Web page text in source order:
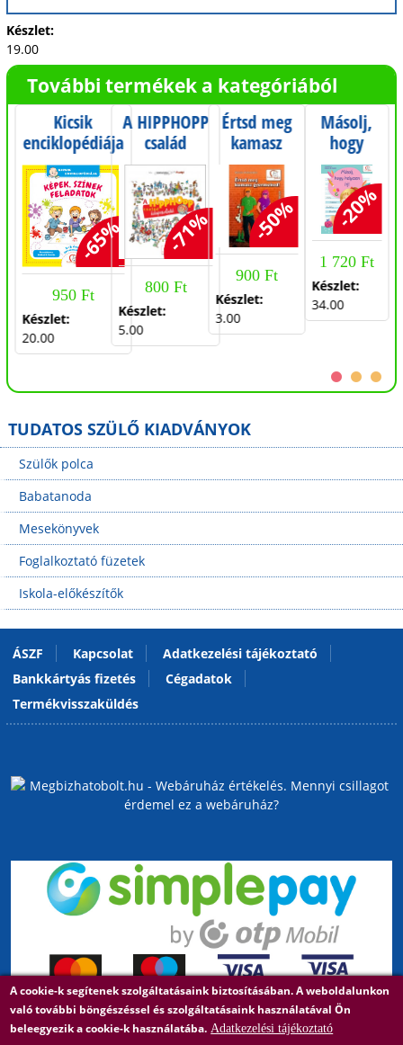
Készlet:
19.00
További termékek a kategóriából
Kicsik
enciklopédiája
- Képek,
színek,
feladatok - 1-3
éves
gyermekeknek
-65%
950 Ft
Készlet:
20.00
A HIPPHOPP
család
kikapcsolódik
-71%
800 Ft
Készlet:
5.00
Értsd meg
kamasz
gyermeked!
-50%
900 Ft
Készlet:
3.00
Másolj,
hogy
helyesen
írj!
-20%
1 720 Ft
Készlet:
34.00
TUDATOS SZÜLŐ KIADVÁNYOK
Szülők polca
Babatanoda
Mesekönyvek
Foglalkoztató füzetek
Iskola-előkészítők
ÁSZF Kapcsolat
Adatkezelési tájékoztató
Bankkártyás fizetés
Cégadatok
Termékvisszaküldés
A cookie-k segítenek szolgáltatásaink biztosításában. A weboldalunkon
való további böngészéssel és szolgáltatásaink használatával Ön
beleegyezik a cookie-k használatába. Adatkezelési tájékoztató